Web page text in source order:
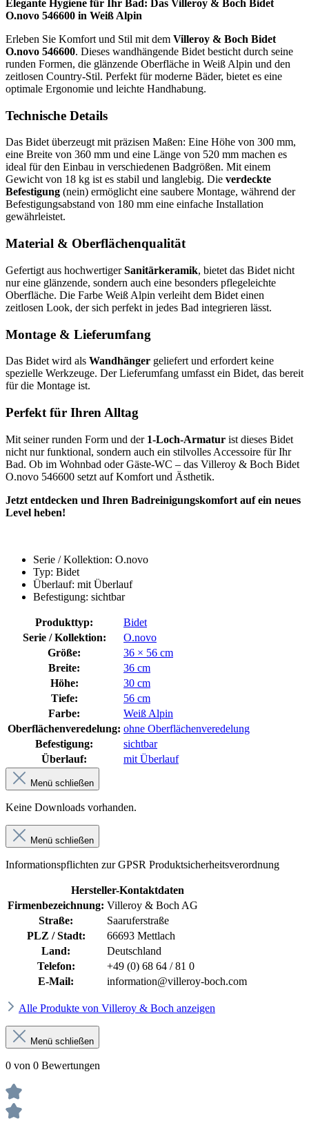
Elegante Hygiene für Ihr Bad: Das Villeroy & Boch Bidet
O.novo 546600 in Weiß Alpin
Erleben Sie Komfort und Stil mit dem Villeroy & Boch Bidet
O.novo 546600. Dieses wandhängende Bidet besticht durch seine
runden Formen, die glänzende Oberfläche in Weiß Alpin und den
zeitlosen Country-Stil. Perfekt für moderne Bäder, bietet es eine
optimale Ergonomie und leichte Handhabung.
Technische Details
Das Bidet überzeugt mit präzisen Maßen: Eine Höhe von 300 mm,
eine Breite von 360 mm und eine Länge von 520 mm machen es
ideal für den Einbau in verschiedenen Badgrößen. Mit einem
Gewicht von 18 kg ist es stabil und langlebig. Die verdeckte
Befestigung (nein) ermöglicht eine saubere Montage, während der
Befestigungsabstand von 180 mm eine einfache Installation
gewährleistet.
Material & Oberflächenqualität
Gefertigt aus hochwertigerSanitärkeramik, bietet das Bidet nicht
nur eine glänzende, sondern auch eine besonders pflegeleichte
Oberfläche. Die Farbe Weiß Alpin verleiht dem Bidet einen
zeitlosen Look, der sich perfekt in jedes Bad integrieren lässt.
Montage & Lieferumfang
Das Bidet wird als Wandhänger geliefert und erfordert keine
spezielle Werkzeuge. Der Lieferumfang umfasst ein Bidet, das bereit
für die Montage ist.
Perfekt für Ihren Alltag
Mit seiner runden Form und der 1-Loch-Armatur ist dieses Bidet
nicht nur funktional, sondern auch ein stilvolles Accessoire für Ihr
Bad. Ob im Wohnbad oder Gäste-WC – das Villeroy & Boch Bidet
O.novo 546600 setzt auf Komfort und Ästhetik.
Jetzt entdecken und Ihren Badreinigungskomfort auf ein neues
Level heben!
Serie / Kollektion: O.novo
Typ: Bidet
Überlauf: mit Überlauf
Befestigung: sichtbar
Produkttyp:
Bidet
Serie / Kollektion:
O.novo
Größe:
36 × 56 cm
Breite:
36 cm
Höhe:
30 cm
Tiefe:
56 cm
Farbe:
Weiß Alpin
Oberflächenveredelung: ohne Oberflächenveredelung
Befestigung:
sichtbar
Überlauf:
mit Überlauf
Menü schließen
Keine Downloads vorhanden.
Menü schließen
Informationspflichten zur GPSR Produktsicherheitsverordnung
Hersteller-Kontaktdaten
Firmenbezeichnung: Villeroy & Boch AG
Straße:
Saaruferstraße
PLZ / Stadt:
66693 Mettlach
Land:
Deutschland
Telefon:
+49 (0) 68 64 / 81 0
E-Mail:
information@villeroy-boch.com
Alle Produkte von Villeroy & Boch anzeigen
Menü schließen
0 von 0 Bewertungen